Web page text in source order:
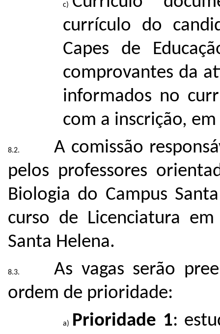
currículo do
Capes de
comprovantes da
informados no
com a inscrição,
A comissão
pelos professores
Biologia do Campus
curso de Licenciatura
Santa Helena.
As vagas serão
ordem de prioridade:
Prioridade 1: